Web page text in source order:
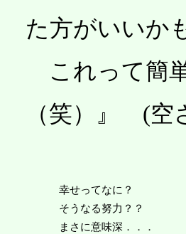
た方がいいか
これって簡
（笑）』 (空
幸せってなに？
そうなる努力？？
まさに意味深．．．